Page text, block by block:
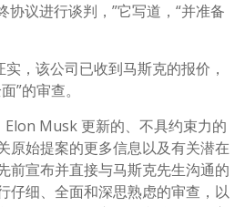
议进行谈判，”它写道，“并准备
，该公司已收到马斯克的报价，
”的审查。
Elon Musk 更新的、不具约束力的
原始提案的更多信息以及有关潜在
前宣布并直接与马斯克先生沟通的
仔细、全面和深思熟虑的审查，以